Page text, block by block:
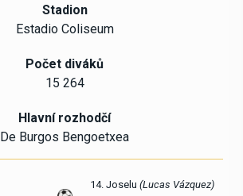
Stadion
Estadio Coliseum
Počet diváků
15 264
Hlavní rozhodčí
De Burgos Bengoetxea
14. Joselu (Lucas Vázquez)